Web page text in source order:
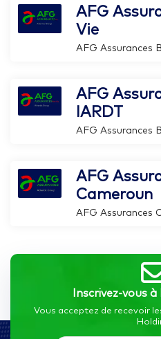
AFG
Vie
AFG Assurances
AFG
IARDT
AFG Assurances
AFG
Cameroun
AFG Assurances
Inscrivez-vous
Vous acceptez de recevoir